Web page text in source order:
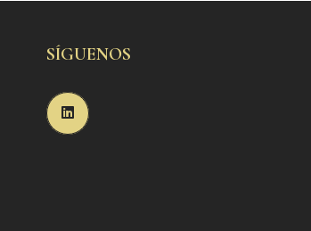
SÍGUENOS